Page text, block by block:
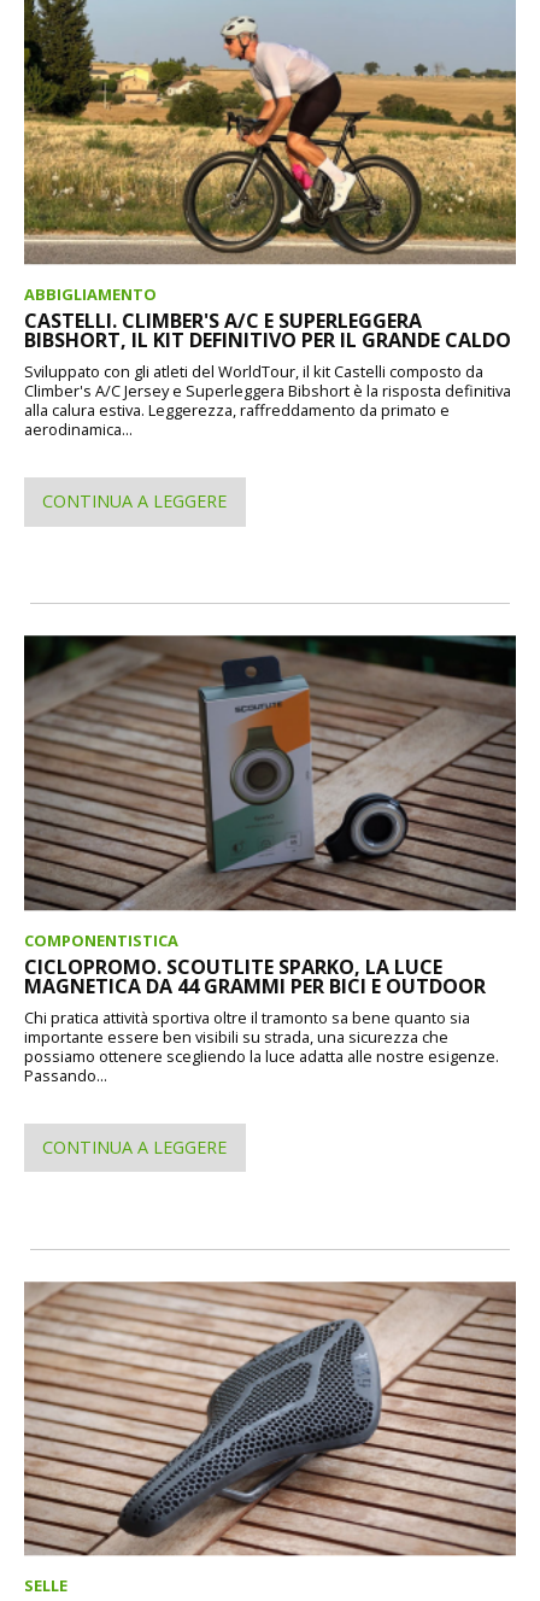
ABBIGLIAMENTO
CASTELLI. CLIMBER'S A/C E SUPERLEGGERA
BIBSHORT, IL KIT DEFINITIVO PER IL GRANDE CALDO
Sviluppato con gli atleti del WorldTour, il kit Castelli composto da
Climber's A/C Jersey e Superleggera Bibshort è la risposta definitiva
alla calura estiva. Leggerezza, raffreddamento da primato e
aerodinamica...
CONTINUA A LEGGERE
COMPONENTISTICA
CICLOPROMO. SCOUTLITE SPARKO, LA LUCE
MAGNETICA DA 44 GRAMMI PER BICI E OUTDOOR
Chi pratica attività sportiva oltre il tramonto sa bene quanto sia
importante essere ben visibili su strada, una sicurezza che
possiamo ottenere scegliendo la luce adatta alle nostre esigenze.
Passando...
CONTINUA A LEGGERE
SELLE